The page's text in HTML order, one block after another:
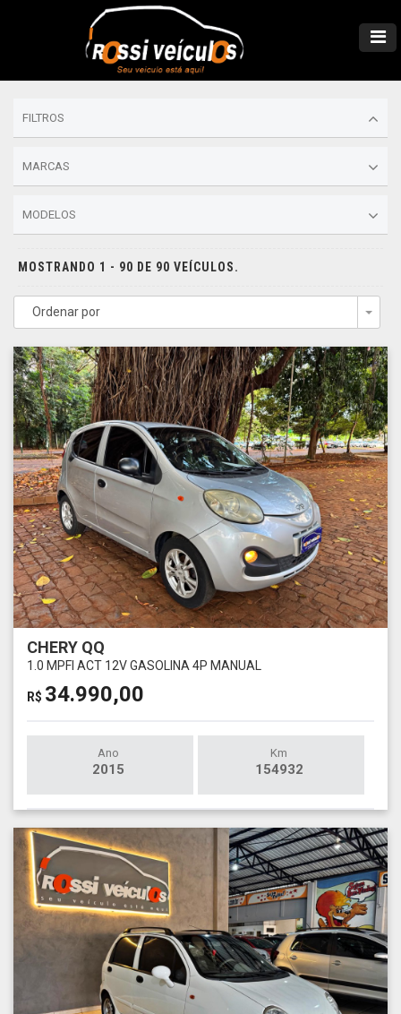
FILTROS
MARCAS
MODELOS
MOSTRANDO 1 - 90 DE 90 VEÍCULOS.
Ordenar por
CHERY QQ
1.0 MPFI ACT 12V GASOLINA 4P MANUAL
R$ 34.990,00
Ano
2015
Km
154932